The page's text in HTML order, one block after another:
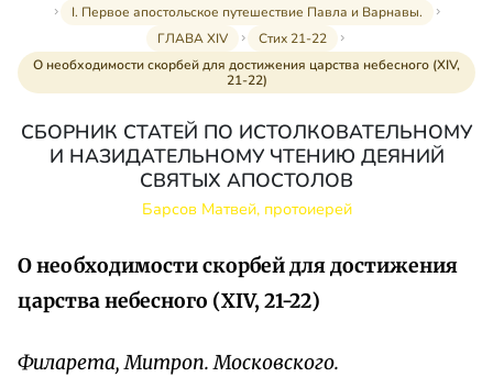
I. Первое апостольское путешествие Павла и Варнавы.
ГЛАВА XIV
Стих 21-22
О необходимости скорбей для достижения царства небесного (XIV,
21-22)
СБОРНИК СТАТЕЙ ПО ИСТОЛКОВАТЕЛЬНОМУ
И НАЗИДАТЕЛЬНОМУ ЧТЕНИЮ ДЕЯНИЙ
СВЯТЫХ АПОСТОЛОВ
Барсов Матвей, протоиерей
О необходимости скорбей для достижения
царства небесного (XIV, 21-22)
Филарета, Митроп. Московского.